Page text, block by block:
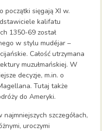
początki sięgają XI w.
kalifatu
1350-69 został
w stylu mudéjar –
Całość utrzymana
muzułmańskiej. W
decyzje, m.in. o
Tutaj także
do Ameryki.
szczegółach,
uroczymi